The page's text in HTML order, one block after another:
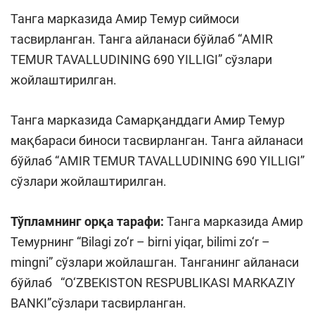
Танга марказида Амир Темур сиймоси
тасвирланган. Танга айланаси бўйлаб “AMIR
TEMUR TAVALLUDINING 690 YILLIGI” сўзлари
жойлаштирилган.
Танга марказида Самарқанддаги Амир Темур
мақбараси биноси тасвирланган. Танга айланаси
бўйлаб “AMIR TEMUR TAVALLUDINING 690 YILLIGI”
сўзлари жойлаштирилган.
Тўпламнинг орқа тарафи: Танга марказида Амир
Темурнинг “Bilagi zo‘r – birni yiqar, bilimi zo‘r –
mingni” сўзлари жойлашган. Танганинг айланаси
бўйлаб “O‘ZBEKISTON RESPUBLIKASI MARKAZIY
BANKI”сўзлари тасвирланган.